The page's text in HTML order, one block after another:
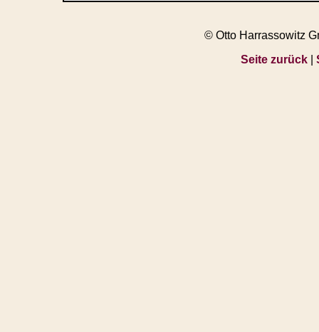
© Otto Harrassowitz
Seite zurück|